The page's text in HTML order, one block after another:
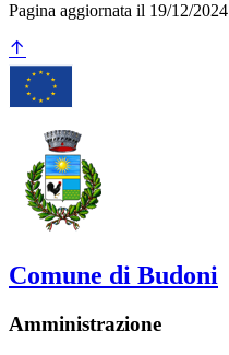
Pagina aggiornata il 19/12/2024
Comune di Budoni
Amministrazione